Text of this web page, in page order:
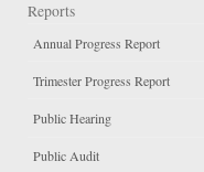
Reports
Annual Progress Report
Trimester Progress Report
Public Hearing
Public Audit